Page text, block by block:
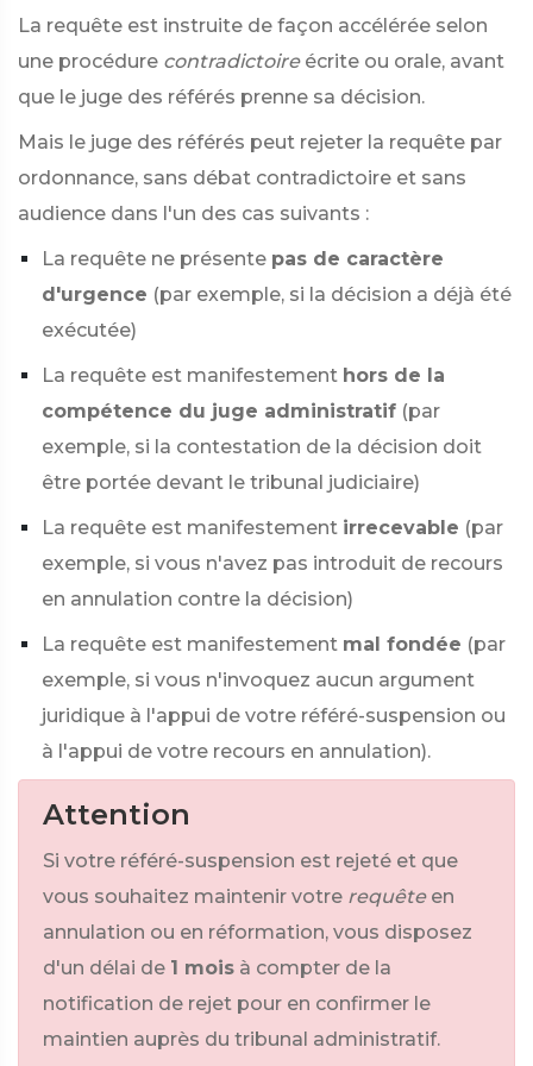
La requête est instruite de façon accélérée selon
une procédure contradictoire écrite ou orale, avant
que le juge des référés prenne sa décision.
Mais le juge des référés peut rejeter la requête par
ordonnance, sans débat contradictoire et sans
audience dans l'un des cas suivants :
La requête ne présente pas de caractère
d'urgence (par exemple, si la décision a déjà été
exécutée)
La requête est manifestement hors de la
compétence du juge administratif (par
exemple, si la contestation de la décision doit
être portée devant le tribunal judiciaire)
La requête est manifestement irrecevable (par
exemple, si vous n'avez pas introduit de recours
en annulation contre la décision)
La requête est manifestement mal fondée (par
exemple, si vous n'invoquez aucun argument
juridique à l'appui de votre référé-suspension ou
à l'appui de votre recours en annulation).
Attention
Si votre référé-suspension est rejeté et que
vous souhaitez maintenir votre requête en
annulation ou en réformation, vous disposez
d'un délai de 1 mois à compter de la
notification de rejet pour en confirmer le
maintien auprès du tribunal administratif.